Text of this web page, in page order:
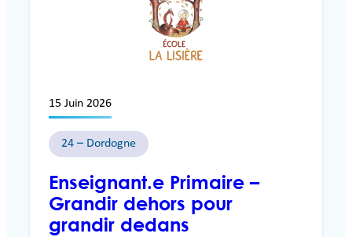
15 Juin 2026
24 – Dordogne
Enseignant.e Primaire –
Grandir dehors pour
grandir dedans